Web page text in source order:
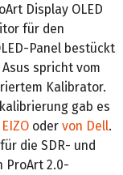
Display OLED
für den
Panel bestückt
spricht vom
Kalibrator.
gab es
oder von Dell.
die SDR- und
ProArt 2.0-